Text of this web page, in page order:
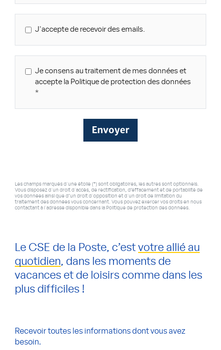
J'accepte de recevoir des emails.
Je consens au traitement de mes données et
accepte la Politique de protection des données
Envoyer
Les champs marqués d'une étoile (*) sont obligatoires, les autres sont optionnels.
Vous disposez d'un droit d'accès, de rectification, d’effacement et de portabilité de
vos données ainsi que d’un droit d'opposition et d'un droit de limitation du
traitement des données vous concernant. Vous pouvez exercer vos droits en nous
contactant à l'adresse disponible dans la Politique de protection des données.
Le CSE de la Poste, c’est votre allié au
quotidien, dans les moments de
vacances et de loisirs comme dans les
plus difficiles !
Recevoir toutes les informationsdont vous avez
besoin.